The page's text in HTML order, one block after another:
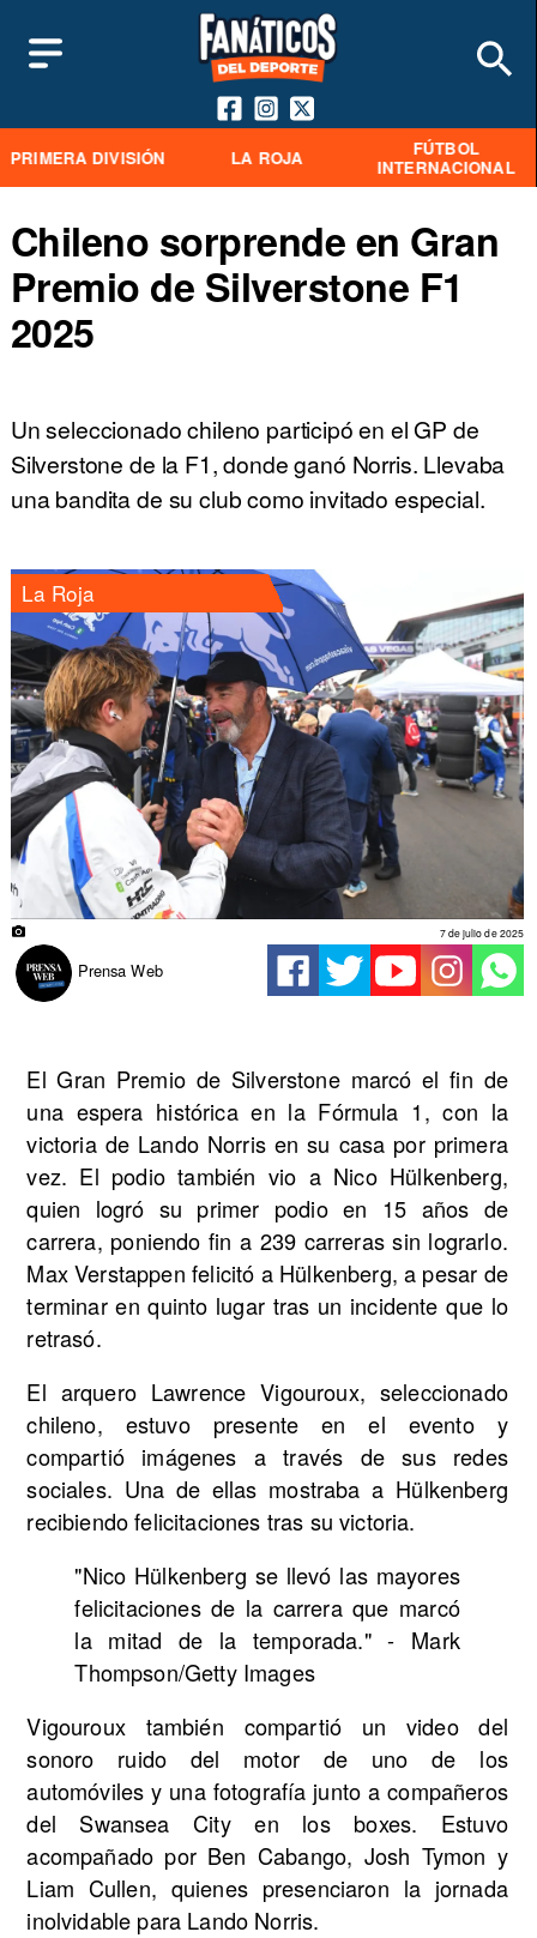
PRIMERA DIVISIÓN LA ROJA
FÚTBOL
INTERNACIONAL
Chileno sorprende en Gran
Premio de Silverstone F1
2025
Un seleccionado chileno participó en el GP de
Silverstone de la F1, donde ganó Norris. Llevaba
una bandita de su club como invitado especial.
La Roja
Prensa Web
7 de julio de 2025
El Gran Premio de Silverstone marcó el fin de
una espera histórica en la Fórmula 1, con la
victoria de Lando Norris en su casa por primera
vez. El podio también vio a Nico Hülkenberg,
quien logró su primer podio en 15 años de
carrera, poniendo fin a 239 carreras sin lograrlo.
Max Verstappen felicitó a Hülkenberg, a pesar de
terminar en quinto lugar tras un incidente que lo
retrasó.
El arquero Lawrence Vigouroux, seleccionado
chileno, estuvo presente en el evento y
compartió imágenes a través de sus redes
sociales. Una de ellas mostraba a Hülkenberg
recibiendo felicitaciones tras su victoria.
"Nico Hülkenberg se llevó las mayores
felicitaciones de la carrera que marcó
la mitad de la temporada." - Mark
Thompson/Getty Images
Vigouroux también compartió un video del
sonoro ruido del motor de uno de los
automóviles y una fotografía junto a compañeros
del Swansea City en los boxes. Estuvo
acompañado por Ben Cabango, Josh Tymon y
Liam Cullen, quienes presenciaron la jornada
inolvidable para Lando Norris.